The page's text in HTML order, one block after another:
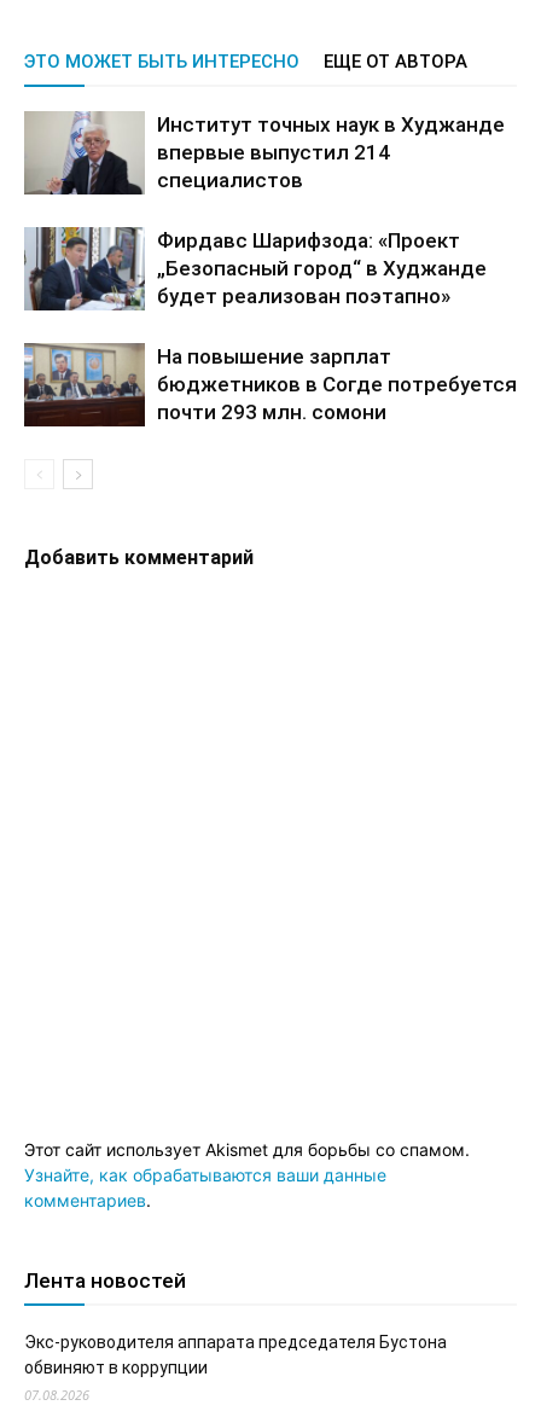
ЭТО МОЖЕТ БЫТЬ ИНТЕРЕСНО ЕЩЕ ОТ АВТОРА
Институт точных наук в Худжанде
впервые выпустил 214
специалистов
Фирдавс Шарифзода: «Проект
„Безопасный город“ в Худжанде
будет реализован поэтапно»
На повышение зарплат
бюджетников в Согде потребуется
почти 293 млн. сомони
Добавить комментарий
Этот сайт использует Akismet для борьбы со спамом.
Узнайте, как обрабатываются ваши данные
комментариев.
Лента новостей
Экс-руководителя аппарата председателя Бустона
обвиняют в коррупции
07.08.2026